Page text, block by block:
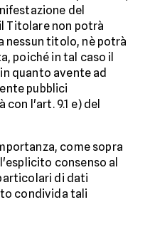
del
Titolare non potrà
nessun titolo, nè potrà
poiché in tal caso il
quanto avente ad
pubblici
l'art. 9.1 e) del
come sopra
consenso al
di dati
condivida tali